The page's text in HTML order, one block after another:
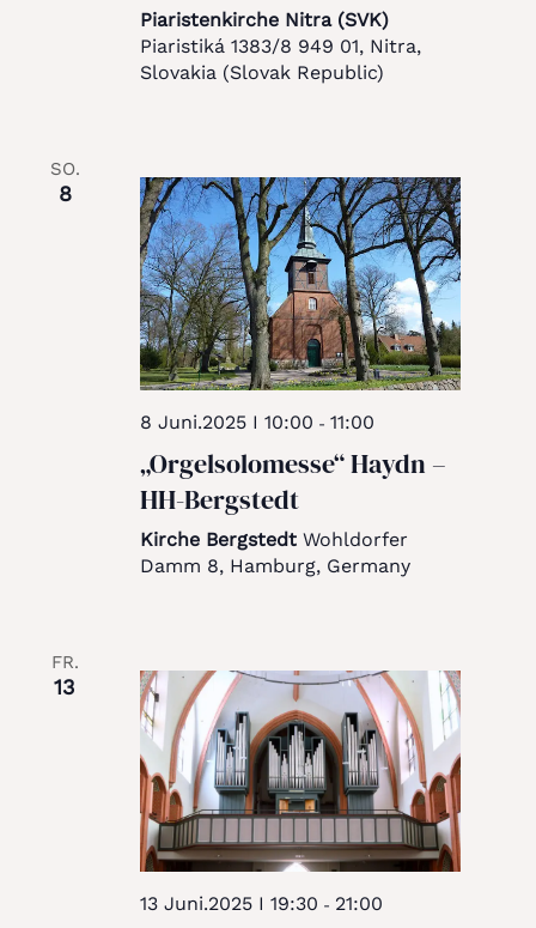
Piaristenkirche Nitra (SVK)
Piaristiká 1383/8 949 01, Nitra,
Slovakia (Slovak Republic)
SO.
8
8 Juni.2025 I 10:00 - 11:00
„Orgelsolomesse“ Haydn –
HH-Bergstedt
Kirche Bergstedt Wohldorfer
Damm 8, Hamburg, Germany
FR.
13
13 Juni.2025 I 19:30 - 21:00